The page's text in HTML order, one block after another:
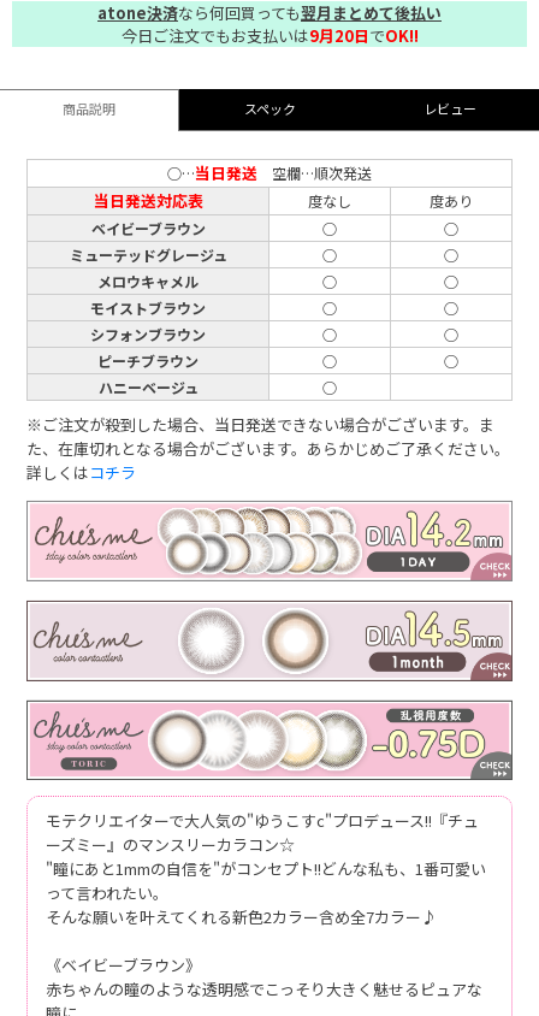
atone決済なら何回買っても翌月まとめて後払い
今日ご注文でもお支払いは9月20日でOK!!
商品説明 スペック レビュー
○…当日発送 空欄…順次発送
当日発送対応表 度なし
度あり
ベイビーブラウン
○
○
ミューテッドグレージュ
○
○
メロウキャメル
○
○
モイストブラウン
○
○
シフォンブラウン
○
○
ピーチブラウン
○
○
ハニーベージュ
○
※ご注文が殺到した場合、当日発送できない場合がございます。ま
た、在庫切れとなる場合がございます。あらかじめご了承ください。
詳しくはコチラ
モテクリエイターで大人気の"ゆうこすc"プロデュース!!『チュ
ーズミー』のマンスリーカラコン☆
"瞳にあと1mmの自信を"がコンセプト!!どんな私も、1番可愛い
って言われたい。
そんな願いを叶えてくれる新色2カラー含め全7カラー♪
《ベイビーブラウン》
赤ちゃんの瞳のような透明感でこっそり大きく魅せるピュアな